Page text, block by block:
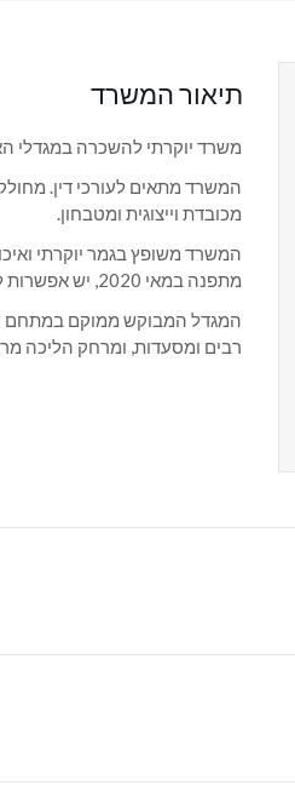
תיאור המשרד
משרד יוקרתי להשכרה במגדלי
המשרד מתאים לעורכי דין.
מכובדת וייצוגית ומטבחון.
המשרד משופץ בגמר יוקרתי
מתפנה במאי 2020, יש אפשרות לרכוש את הריהוט.
המגדל המבוקש ממוקם במתחם
רבים ומסעדות, ומרחק הליכה